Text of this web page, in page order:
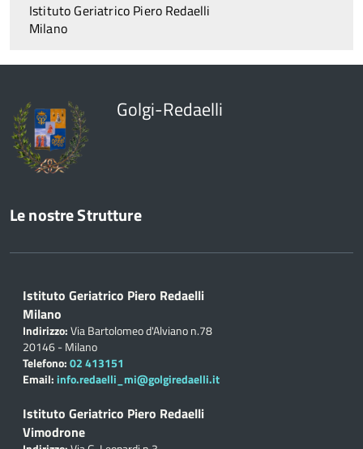
Istituto Geriatrico Piero Redaelli
Milano
Golgi-Redaelli
Le nostre Strutture
Istituto Geriatrico Piero Redaelli
Milano
Indirizzo:Via Bartolomeo d'Alviano n.78
20146 - Milano
Telefono:02 413151
Email: info.redaelli_mi@golgiredaelli.it
Istituto Geriatrico Piero Redaelli
Vimodrone